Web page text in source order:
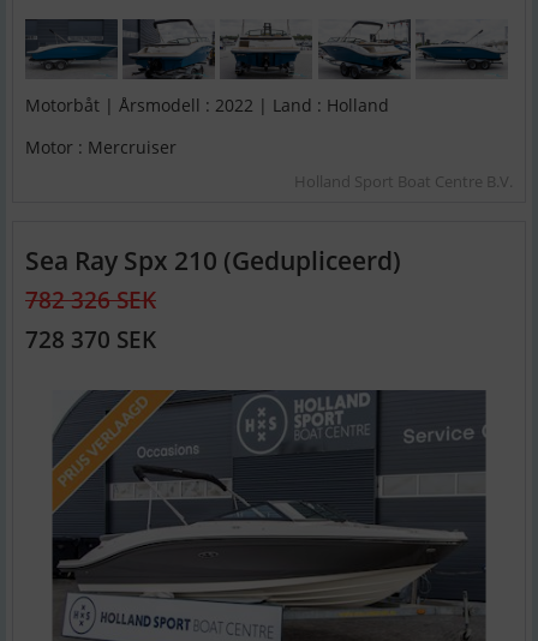
Motorbåt | Årsmodell : 2022 | Land : Holland
Motor : Mercruiser
Holland Sport Boat Centre B.V.
Sea Ray Spx 210 (Gedupliceerd)
782 326 SEK
728 370 SEK